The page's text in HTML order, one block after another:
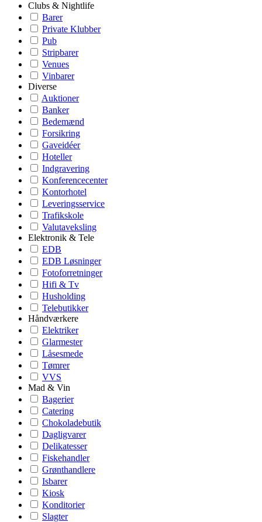
Clubs & Nightlife
Barer
Private Klubber
Pub
Stripbarer
Venues
Vinbarer
Diverse
Auktioner
Banker
Bedemænd
Forsikring
Gaveidéer
Hoteller
Indgravering
Konferencecenter
Kontorhotel
Leveringsservice
Trafikskole
Valutaveksling
Elektronik & Tele
EDB
EDB Løsninger
Fotoforretninger
Hifi & Tv
Husholding
Telebutikker
Håndværkere
Elektriker
Glarmester
Låsesmede
Tømrer
VVS
Mad & Vin
Bagerier
Catering
Chokoladebutik
Dagligvarer
Delikatesser
Fiskehandler
Grønthandlere
Isbarer
Kiosk
Konditorier
Slagter